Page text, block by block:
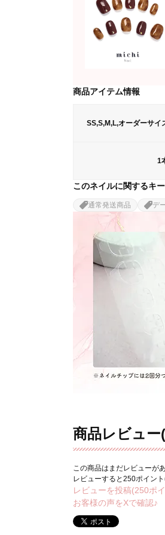
商品アイテム情報
SS,S,M,L,オーダーサイ
1
このネイルに関するキ
通常発送商品 デ
商品レビュー
この商品はまだレビューが
レビューすると250ポイン
レビューを投稿(250ポ
お客様の声をXで確認♪